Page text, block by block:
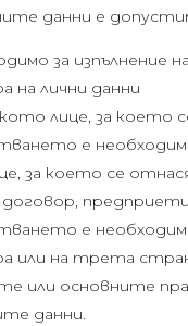
данни е
за изпълнение
на лични данни
лице, за което
е
за което се
е
или на трета
или основните
данни.